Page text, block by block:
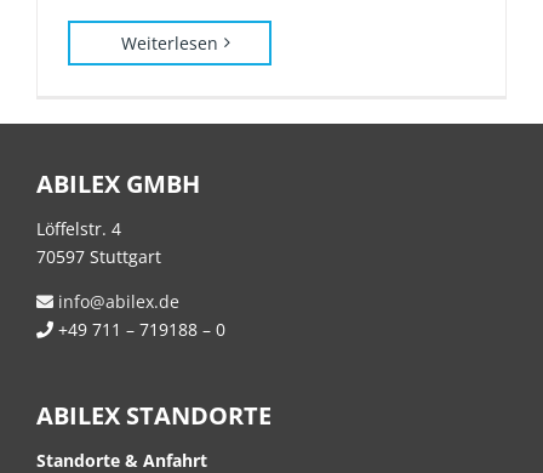
Weiterlesen
ABILEX GMBH
Löffelstr. 4
70597 Stuttgart
info@abilex.de
+49 711 – 719188 – 0
ABILEX STANDORTE
Standorte & Anfahrt